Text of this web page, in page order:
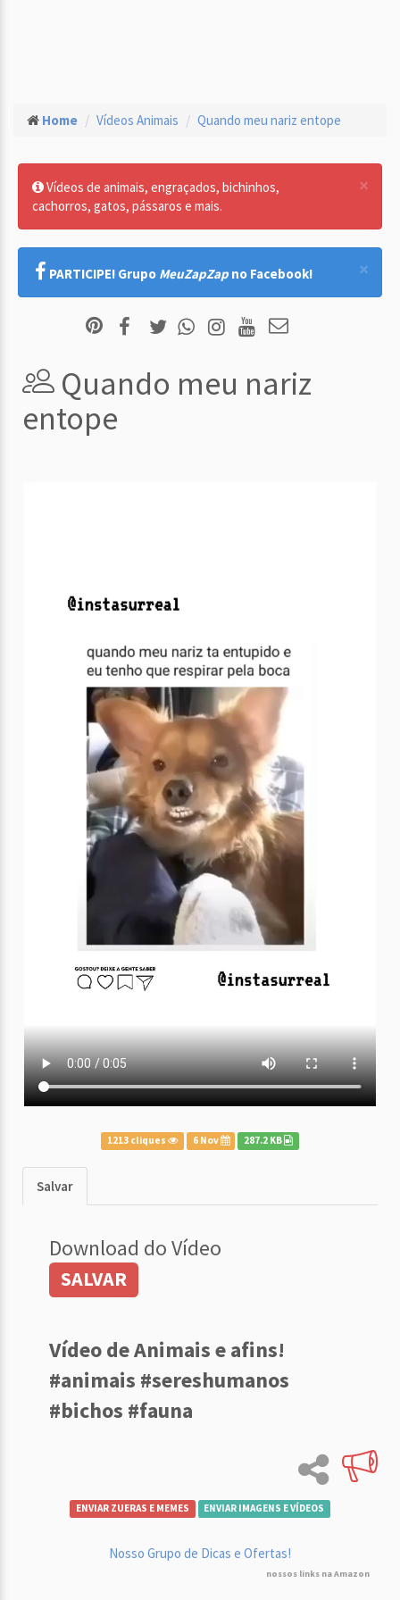
Home Vídeos Animais Quando meu nariz entope
×
Vídeos de animais, engraçados, bichinhos,
cachorros, gatos, pássaros e mais.
×
PARTICIPE! Grupo MeuZapZap no Facebook!
Quando meu nariz
entope
1213 cliques 6 Nov 287.2 KB
Salvar
Download do Vídeo
SALVAR
Vídeo de Animais e afins!
#animais #sereshumanos
#bichos #fauna
ENVIAR ZUERAS E MEMES ENVIAR IMAGENS E VÍDEOS
Nosso Grupo de Dicas e Ofertas!
nossos links na Amazon